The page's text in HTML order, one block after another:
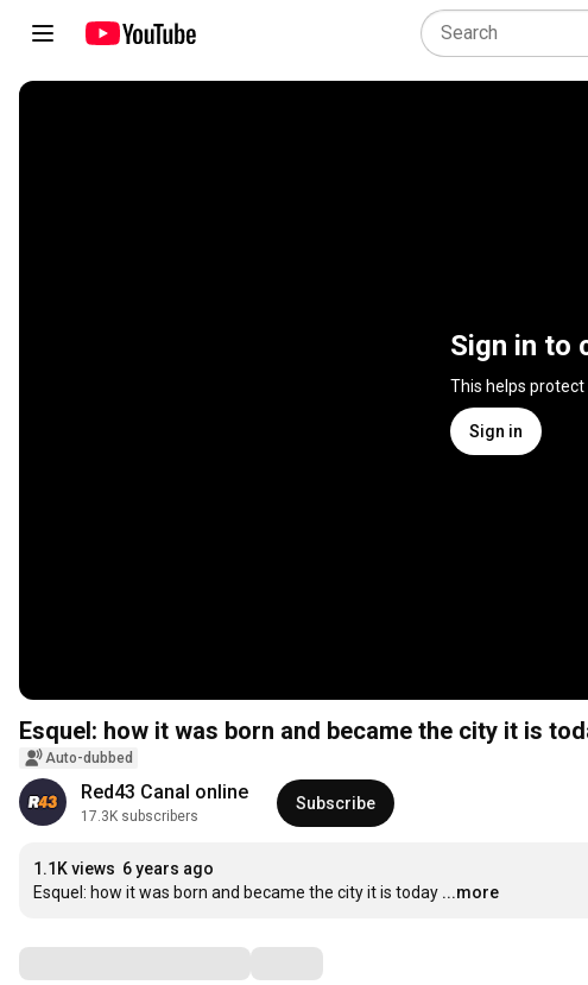
Sign in to
This helps
Sign in
Esquel: how it was born and became the city it is
Auto-dubbed
Red43 Canal online
17.3K subscribers
Subscribe
1.1K views 6 years ago
Esquel: how it was born and became the city it is today ...more